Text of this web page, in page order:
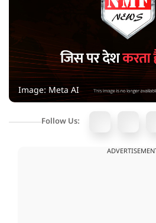
Image: Meta AI
Follow Us: